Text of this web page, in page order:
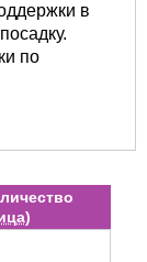
в
по
)